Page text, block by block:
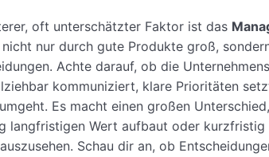
oft unterschätzter Faktor ist das
nur durch gute Produkte groß,
Achte darauf, ob die
kommuniziert, klare Prioritäten
Es macht einen großen
langfristigen Wert aufbaut oder kurzfristig
Schau dir an, ob